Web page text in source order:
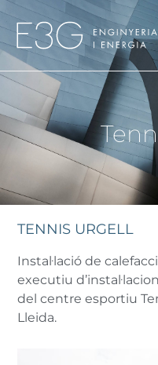
TENNIS URGELL
Instal·lació de
executiu
del centre esportiu
Lleida.